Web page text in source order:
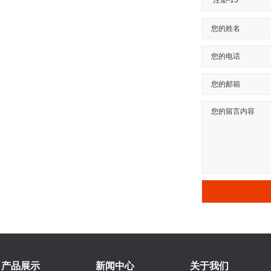
产品展示 新闻中心 关于我们